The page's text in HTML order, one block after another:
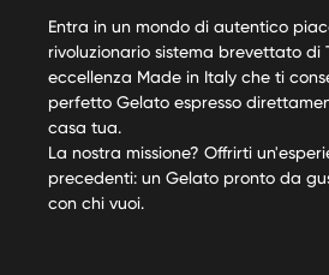
Entra in un mondo di autentico
rivoluzionario sistema brevettato di
eccellenza Made in Italy che ti
perfetto Gelato espresso
casa tua.
La nostra missione? Offrirti
precedenti: un Gelato pronto da
con chi vuoi.